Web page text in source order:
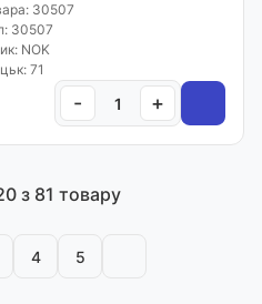
30507
30507
NOK
71
- +
з 81 товару
4 5